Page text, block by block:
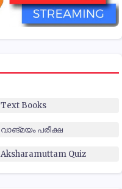
Text Books
വാങ്മയം പരീക്ഷ
Aksharamuttam Quiz